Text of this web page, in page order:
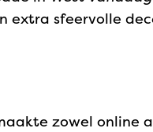
extra sfeervolle
zowel online